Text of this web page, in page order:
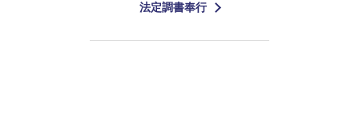
法定調書奉行